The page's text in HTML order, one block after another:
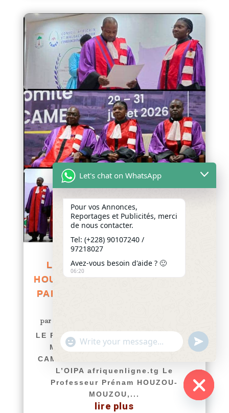
LE PROFESSEUR PRÉNAM
HOUZOU-MOUZOU DISTINGUÉE
PAR LE CAMES ET ADMISE AU
par
LE PROFESSEUR PRÉNAM HOUZOU-
MOUZOU DISTINGUÉE PAR LE
CAMES ET ADMISE AU CONSEIL DE
L’OIPA afriquenligne.tg Le
Professeur Prénam HOUZOU-
MOUZOU,...
lire plus
Let's chat on WhatsApp
Pour vos Annonces,
Reportages et Publicités, merci
de nous contacter.
Tel: (+228) 90107240 /
97218027
Avez-vous besoin d'aide ? 🙂
06:20
"+chaty_settings.lang.emoji_picker+"
WhatsApp
undefined